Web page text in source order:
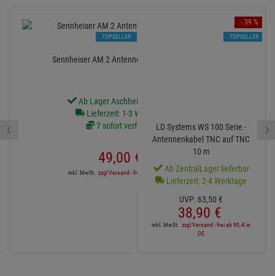
Sennheiser AM 2 Antennen Montage Set
Ab Lager Aschheim lieferbar
Lieferzeit: 1-3 Werktage
7 sofort verfügbar
49,00 €
inkl. MwSt. zzgl Versand - frei ab 90,-€ in DE
TOPSELLER
LD Systems WS 100 Serie -
Antennenkabel TNC auf TNC
10 m
Ab ZentralLager lieferbar
Lieferzeit: 2-4 Werktage
UVP: 63,50 €
38,90 €
inkl. MwSt. zzgl Versand - frei ab 90,-€ in
DE
- 39 %
TOPSELLER
‹ ›